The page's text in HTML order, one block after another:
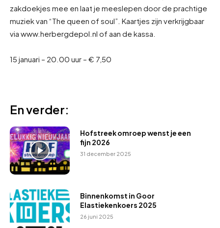
zakdoekjes mee en laat je meeslepen door de prachtige
muziek van “The queen of soul”. Kaartjes zijn verkrijgbaar
via www.herbergdepol.nl of aan de kassa.
15 januari – 20.00 uur – € 7,50
En verder:
Hofstreek omroep wenst je een
fijn 2026
31 december 2025
Binnenkomst in Goor
Elastiekenkoers 2025
26 juni 2025